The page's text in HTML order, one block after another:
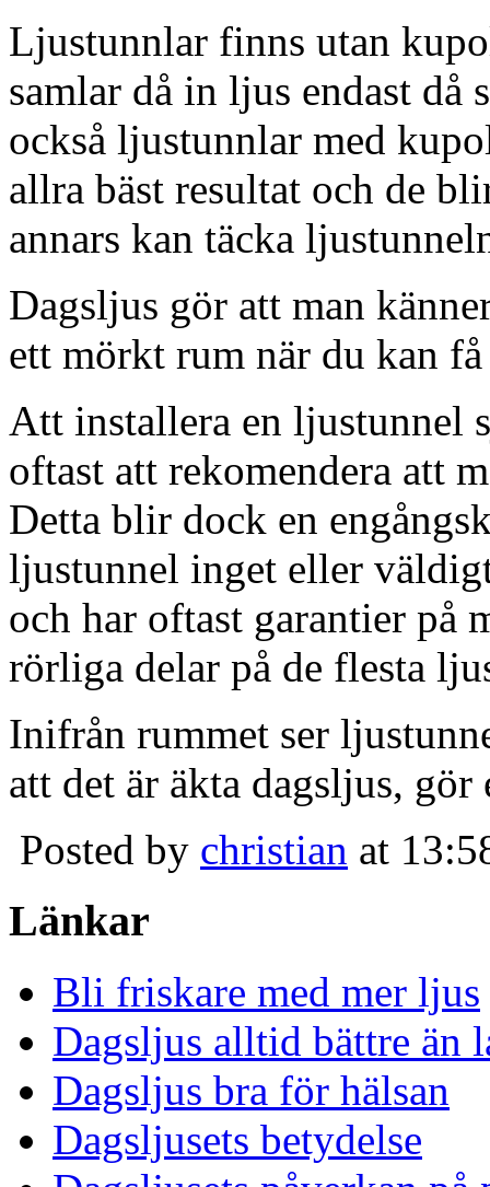
Ljustunnlar finns utan
samlar då in ljus endast då
också ljustunnlar med
allra bäst resultat och de
annars kan täcka
Dagsljus gör att man
ett mörkt rum när du kan
Att installera en ljustunnel
oftast att rekomendera att
Detta blir dock en
ljustunnel inget eller
och har oftast garantier på
rörliga delar på de flesta
Inifrån rummet ser
att det är äkta dagsljus,
Posted by christian at
Länkar
Bli friskare med mer ljus
Dagsljus alltid bättre än
Dagsljus bra för hälsan
Dagsljusets betydelse